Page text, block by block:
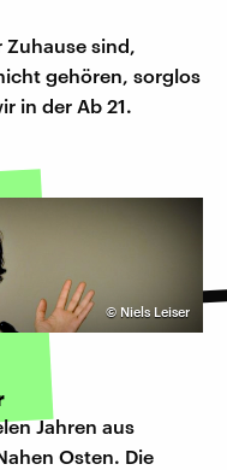
sind,
gehören, sorglos
in der Ab 21.
© Niels Leiser
Jahren aus
Osten. Die